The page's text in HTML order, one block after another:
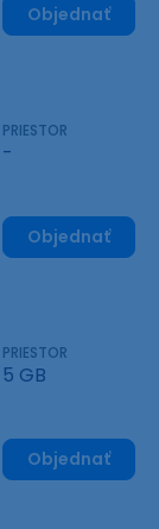
Objednať
PRIESTOR
-
Objednať
PRIESTOR
5 GB
Objednať